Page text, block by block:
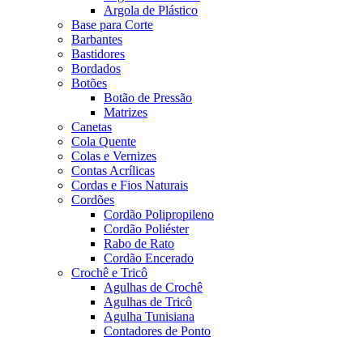
Argola de Plástico
Base para Corte
Barbantes
Bastidores
Bordados
Botões
Botão de Pressão
Matrizes
Canetas
Cola Quente
Colas e Vernizes
Contas Acrílicas
Cordas e Fios Naturais
Cordões
Cordão Polipropileno
Cordão Poliéster
Rabo de Rato
Cordão Encerado
Crochê e Tricô
Agulhas de Crochê
Agulhas de Tricô
Agulha Tunisiana
Contadores de Ponto